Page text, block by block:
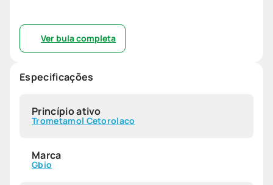
Ver bula completa
Especificações
Princípio ativo
Trometamol Cetorolaco
Marca
Gbio